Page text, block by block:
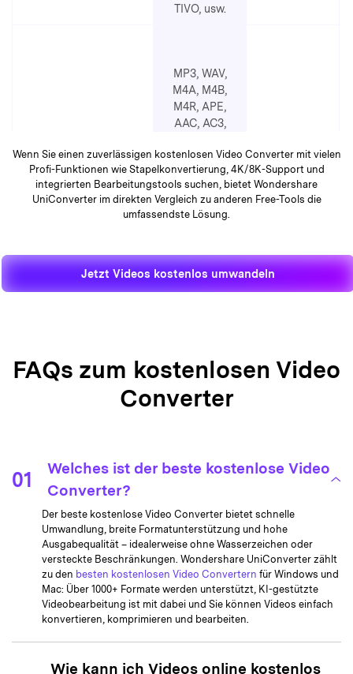
TIVO, usw.
Audioformate (Eingabe)
MP3, WAV,
M4A, M4B,
M4R, APE,
AAC, AC3,
AAX, AMR,
FLAC, AU,
CUE, MPA,
AP3, RA, RAM,
OGG, WMA
MP3
1000 Formate,
MP4, AVI,
WMV, MOV,
MKV, M4V,
VOB, OGV,
TS, TRP, Vimeo,
Facebook usw.
Unterstützte
Audioformate
MP3, WAV,
M4A, M4B,
M4R, APE,
AAC, AC3,
FLAC, AU,
Nicht
der
Wenn Sie einen zuverlässigen kostenlosen Video Converter mit vielen
Profi-Funktionen wie Stapelkonvertierung, 4K/8K-Support und
integrierten Bearbeitungstools suchen, bietet Wondershare
UniConverter im direkten Vergleich zu anderen Free-Tools die
umfassendste Lösung.
Jetzt Videos kostenlos umwandeln
FAQs zum kostenlosen Video
Converter
01
Welches ist der beste kostenlose Video
Converter?
Der beste kostenlose Video Converter bietet schnelle
Umwandlung, breite Formatunterstützung und hohe
Ausgabequalität – idealerweise ohne Wasserzeichen oder
versteckte Beschränkungen. Wondershare UniConverter zählt
zu den besten kostenlosen Video Convertern für Windows und
Mac: Über 1000+ Formate werden unterstützt, KI-gestützte
Videobearbeitung ist mit dabei und Sie können Videos einfach
konvertieren, komprimieren und bearbeiten.
Wie kann ich Videos online kostenlos